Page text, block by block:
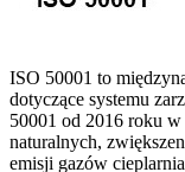
ISO 50001 to
dotyczące systemu
50001 od 2016 roku
naturalnych,
emisji gazów